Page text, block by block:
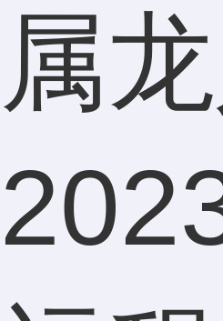
属